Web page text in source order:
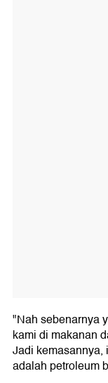
"Nah sebenarnya
kami di makanan
Jadi
adalah petroleum